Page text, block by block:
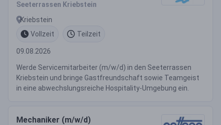
Seeterrassen Kriebstein
Kriebstein
Vollzeit
Teilzeit
09.08.2026
Werde Servicemitarbeiter (m/w/d) in den Seeterrassen
Kriebstein und bringe Gastfreundschaft sowie Teamgeist
in eine abwechslungsreiche Hospitality-Umgebung ein.
Mechaniker (m/w/d)